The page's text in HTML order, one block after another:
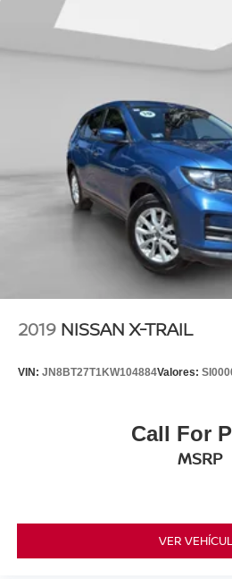
2019 NISSAN X-TRAIL
VIN: JN8BT27T1KW104884Valores:
Call For
MSRP
VER